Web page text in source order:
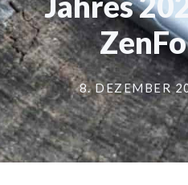
8. DEZEMBER